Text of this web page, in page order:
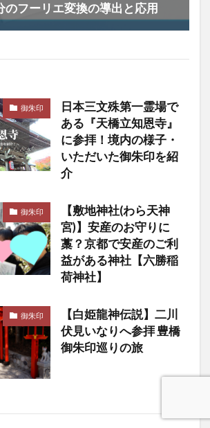
のフーリエ変換の導出と応用
御朱印
日本三文殊第一霊場で
ある『天橋立知恩寺』
に参拝！境内の様子・
いただいた御朱印を紹
介
御朱印
【敷地神社(わら天神
宮)】安産のお守りに
藁？京都で安産のご利
益がある神社【六勝稲
荷神社】
御朱印
【白姫龍神伝説】二川
伏見いなりへ参拝 豊橋
御朱印巡りの旅